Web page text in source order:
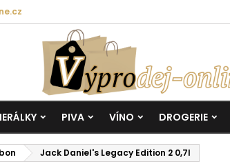
PIVA VÍNO DROGERIE
Jack Daniel's Legacy Edition 2 0,7l